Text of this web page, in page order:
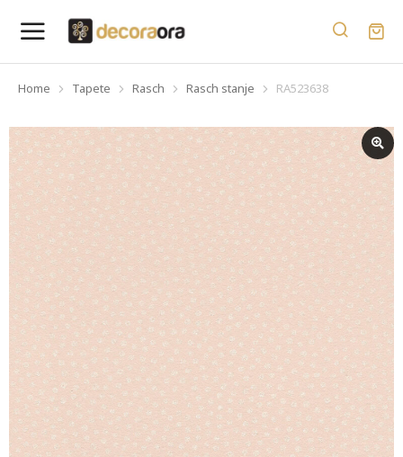
You are here:
Home Tapete Rasch Rasch stanje RA523638